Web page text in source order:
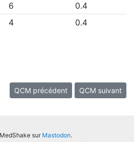
6
0.4
4 0.4
QCM précédent QCM suivant
sur Mastodon.